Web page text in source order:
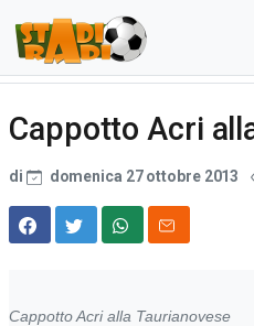
Cappotto Acri
di domenica 27 ottobre 2013
Cappotto Acri alla Taurianovese